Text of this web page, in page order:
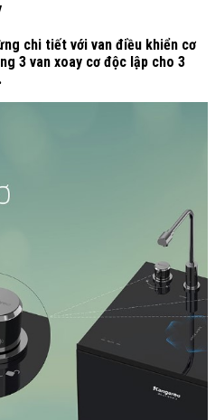
chi tiết với van điều khiển cơ
3 van xoay cơ độc lập cho 3